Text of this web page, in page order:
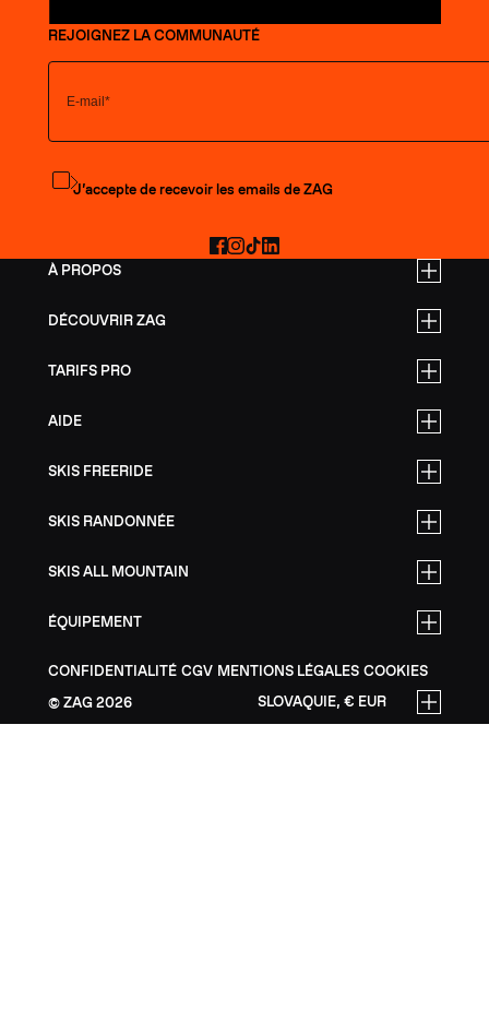
À PROPOS
DÉCOUVRIR ZAG
TARIFS PRO
AIDE
SKIS FREERIDE
SKIS RANDONNÉE
SKIS ALL MOUNTAIN
ÉQUIPEMENT
CONFIDENTIALITÉ CGV MENTIONS LÉGALES COOKIES
ZAG 2026 SLOVAQUIE, € EUR
REJOIGNEZ LA COMMUNAUTÉ
S'abonner à la newsletter
J’accepte de recevoir les emails de ZAG
Facebook
Instagram
TikTokLinkedIn